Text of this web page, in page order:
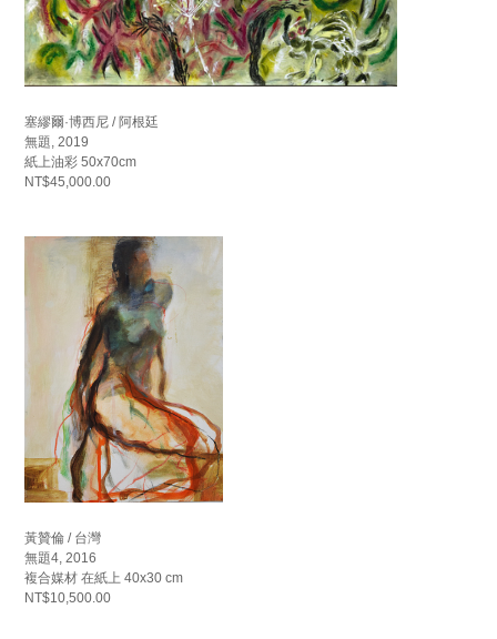
塞繆爾·博西尼 / 阿根廷
無題, 2019
紙上油彩 50x70cm
NT$45,000.00
黃贊倫 / 台灣
無題4, 2016
複合媒材 在紙上 40x30 cm
NT$10,500.00